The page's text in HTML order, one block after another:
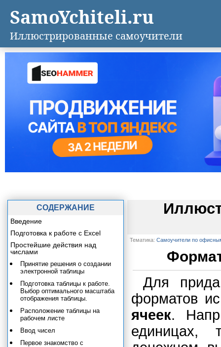
Тематика: Самоучители по
Для
форматов
ячеек.
единицах,
СОДЕРЖАНИЕ
Введение
Подготовка к работе с Excel
Простейшие действия над
числами
Принятие решения о создании
электронной таблицы
Подготовка таблицы к работе.
Выбор оптимального масштаба
отображения таблицы.
Расположение таблицы на
рабочем листе
Ввод чисел
Первое знакомство с
SamoYchiteli.ru
Иллюстрированные самоучители